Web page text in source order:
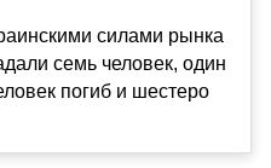
силами рынка
семь человек, один
погиб и шестеро